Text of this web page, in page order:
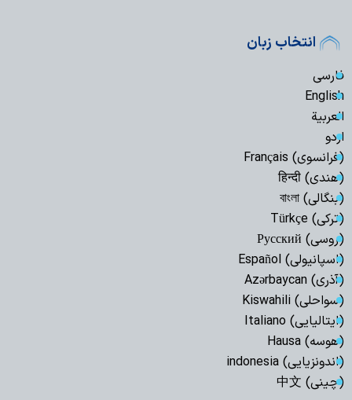
انتخاب زبان
فارسی
English
العربیة
اردو
(فرانسوی) Français
(هندی) हिन्दी
(بنگالی) বাংলা
(ترکی) Türkçe
(روسی) Русский
(اسپانیولی) Español
(آذری) Azərbaycan
(سواحلی) Kiswahili
(ایتالیایی) Italiano
(هوسه) Hausa
(اندونزیایی) indonesia
(چینی) 中文